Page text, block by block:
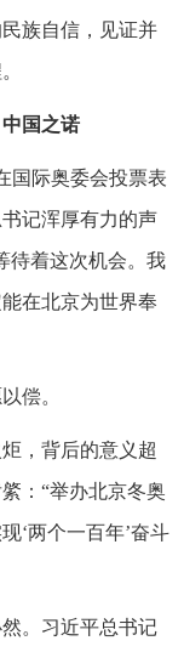
族自信，见证并
国之诺
国际奥委会投票表
记浑厚有力的声
待着这次机会。我
在北京为世界奉
偿。
，背后的意义超
：“举办北京冬奥
‘两个一百年’奋斗
。习近平总书记